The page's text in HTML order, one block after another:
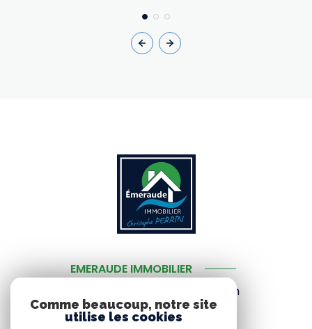
EMERAUDE IMMOBILIER
3 place rioust des villes audrain
22550MATIGNON
Comme beaucoup, notre site
utilise les cookies